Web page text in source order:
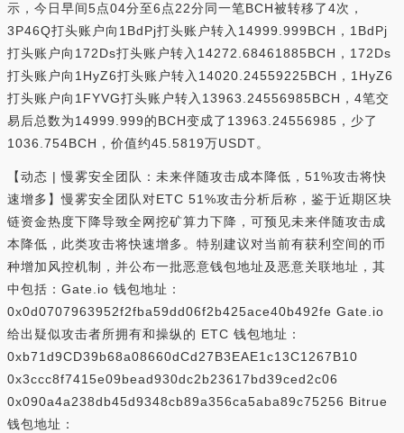
示，今日早间5点04分至6点22分同一笔BCH被转移了4次，
3P46Q打头账户向1BdPj打头账户转入14999.999BCH，1BdPj
打头账户向172Ds打头账户转入14272.68461885BCH，172Ds
打头账户向1HyZ6打头账户转入14020.24559225BCH，1HyZ6
打头账户向1FYVG打头账户转入13963.24556985BCH，4笔交
易后总数为14999.999的BCH变成了13963.24556985，少了
1036.754BCH，价值约45.5819万USDT。
【动态 | 慢雾安全团队：未来伴随攻击成本降低，51%攻击将快
速增多】慢雾安全团队对ETC 51%攻击分析后称，鉴于近期区块
链资金热度下降导致全网挖矿算力下降，可预见未来伴随攻击成
本降低，此类攻击将快速增多。特别建议对当前有获利空间的币
种增加风控机制，并公布一批恶意钱包地址及恶意关联地址，其
中包括：Gate.io 钱包地址：
0x0d0707963952f2fba59dd06f2b425ace40b492fe Gate.io
给出疑似攻击者所拥有和操纵的 ETC 钱包地址：
0xb71d9CD39b68a08660dCd27B3EAE1c13C1267B10
0x3ccc8f7415e09bead930dc2b23617bd39ced2c06
0x090a4a238db45d9348cb89a356ca5aba89c75256 Bitrue
钱包地址：